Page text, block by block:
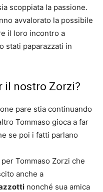
scoppiata la passione.
avvalorato la possibile
il loro incontro a
stati paparazzati in
il nostro Zorzi?
pare stia continuando
Tommaso gioca a far
se poi i fatti parlano
Tommaso Zorzi che
anche a
nonché sua amica